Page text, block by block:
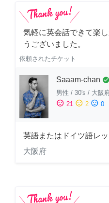
気軽に英会話できて楽
うございました。
依頼されたチケット
Saaam-chan check_circle
男性 / 30's / 大阪
sentiment_satisfied 21 sentiment_neutral 2 sentiment_dissatisfied 0
英語またはドイツ語レッ
大阪府